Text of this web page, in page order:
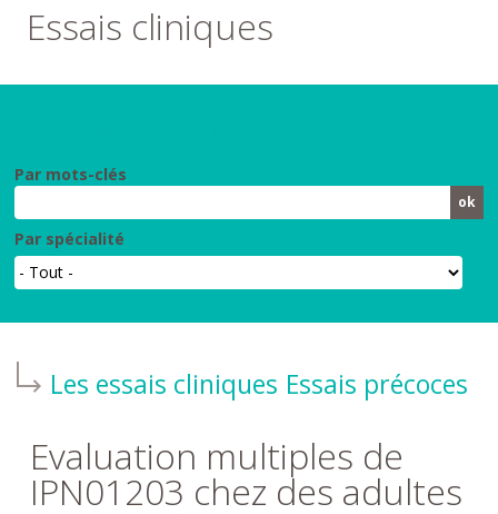
Essais cliniques
Par mots-clés
Par spécialité
Les essais cliniques Essais précoces
Evaluation multiples de
IPN01203 chez des adultes